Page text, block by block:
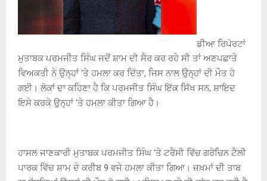
ਡੀਆ ਰਿਪੋਰਟਾਂ
ਮੁਤਾਬਕ ਪਰਮਜੀਤ ਸਿੰਘ ਜਦੋਂ ਸ਼ਾਮ ਦੀ ਸੈਰ ਕਰ ਰਹੇ ਸੀ ਤਾਂ ਅਣਪਛਾਤੇ
ਵਿਅਕਤੀ ਨੇ ਉਨ੍ਹਾਂ ‘ਤੇ ਹਮਲਾ ਕਰ ਦਿੱਤਾ, ਜਿਸ ਨਾਲ ਉਨ੍ਹਾਂ ਦੀ ਮੌਤ ਹੋ
ਗਈ। ਲੋਕਾਂ ਦਾ ਕਹਿਣਾ ਹੈ ਕਿ ਪਰਮਜੀਤ ਸਿੰਘ ਇੱਕ ਸਿੱਖ ਸਨ, ਸ਼ਾਇਦ
ਇਸੇ ਕਰਕੇ ਉਨ੍ਹਾਂ ‘ਤੇ ਹਮਲਾ ਕੀਤਾ ਗਿਆ ਹੈ।
ਹਾਸਲ ਜਾਣਕਾਰੀ ਮੁਤਾਬਕ ਪਰਮਜੀਤ ਸਿੰਘ ‘ਤੇ ਟਰੈਸੀ ਵਿੱਚ ਗਰੇਚਿਨ ਟੈਲੀ
ਪਾਰਕ ਵਿੱਚ ਸ਼ਾਮ ਦੇ ਕਰੀਬ 9 ਵਜੇ ਹਮਲਾ ਕੀਤਾ ਗਿਆ। ਜ਼ਖ਼ਮਾਂ ਦੀ ਤਾਬ